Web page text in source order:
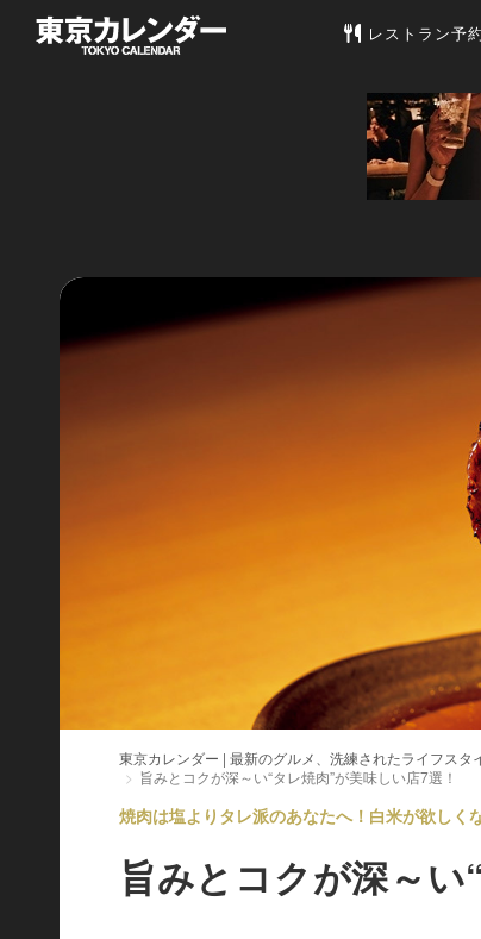
東京カレンダー
レストラン予約
東京カレンダー | 最新のグルメ、洗練されたライフスタ
旨みとコクが深～い“タレ焼肉”が美味しい店7選！
焼肉は塩よりタレ派のあなたへ！白米が欲しく
旨みとコクが深～い